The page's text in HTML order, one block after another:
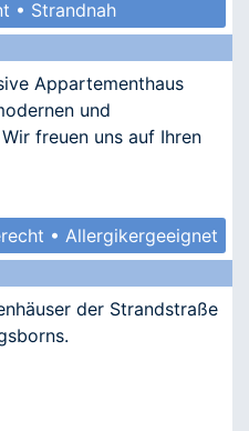
• Strandnah
Appartementhaus
und
freuen uns auf Ihren
• Allergikergeeignet
der Strandstraße